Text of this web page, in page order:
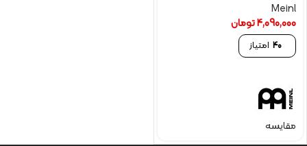
Meinl
4,090,000تومان
40 امتیاز
مقایسه